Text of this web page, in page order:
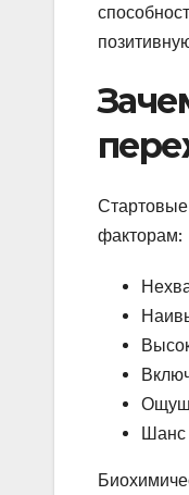
факторам:
Шанс